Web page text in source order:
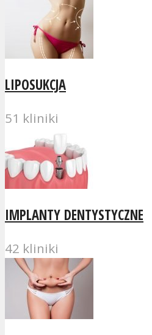
LIPOSUKCJA
51 kliniki
IMPLANTY DENTYSTYCZNE
42 kliniki